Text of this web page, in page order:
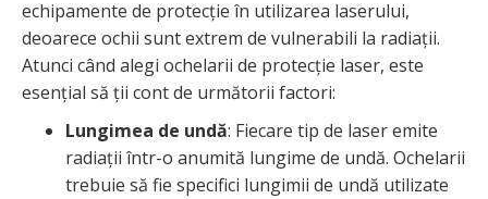
echipamente de protecție în utilizarea laserului,
deoarece ochii sunt extrem de vulnerabili la radiații.
Atunci când alegi ochelarii de protecție laser, este
esențial să ții cont de următorii factori:
Lungimea de undă: Fiecare tip de laser emite
radiații într-o anumită lungime de undă. Ochelarii
trebuie să fie specifici lungimii de undă utilizate